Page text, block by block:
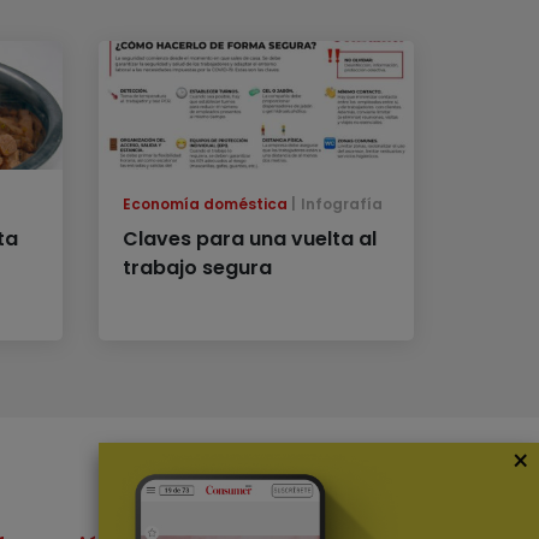
Economía doméstica Infografía
Claves para una vuelta al
trabajo segura
×